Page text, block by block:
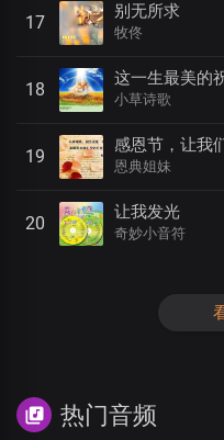
17
别无所求
牧佟
18
这一生最美的
小草诗歌
19
感恩节，让我
恩典姐妹
20
让我发光
奇妙小音符
热门音频